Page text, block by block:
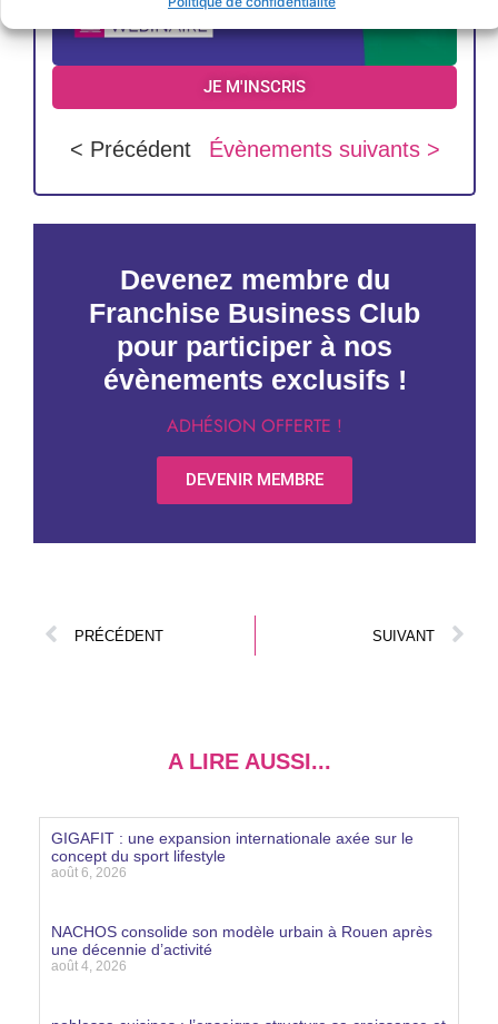
JE M'INSCRIS
< Précédent Évènements suivants >
Devenez membre du
Franchise Business Club
pour participer à nos
évènements exclusifs !
ADHÉSION OFFERTE !
DEVENIR MEMBRE
PRÉCÉDENT SUIVANT
A LIRE AUSSI...
GIGAFIT : une expansion internationale axée sur le
concept du sport lifestyle
août 6, 2026
NACHOS consolide son modèle urbain à Rouen après
une décennie d’activité
août 4, 2026